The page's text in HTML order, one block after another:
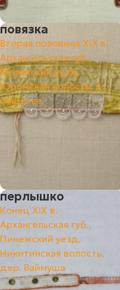
повязка
Вторая половина XIX в.
Архангельская губ.,
Мезенский уезд,
Юромская волость, д.
Защелье
перлышко
Конец ХIХ в.
Архангельская губ.,
Пинежский уезд,
Никитинская волость,
дер. Ваймуша